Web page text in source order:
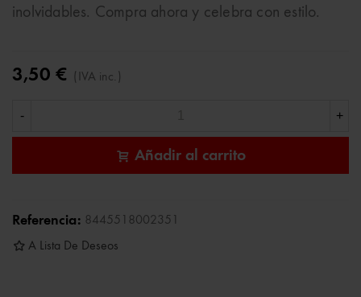
inolvidables. Compra ahora y celebra con estilo.
3,50 € (IVA inc.)
- +
Añadir al carrito
Referencia: 8445518002351
A Lista De Deseos